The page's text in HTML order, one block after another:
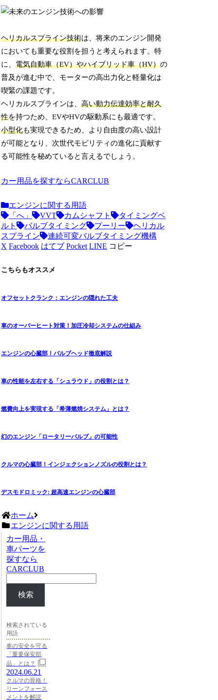
ヘリカルスプライン技術は、将来のエンジン開発
においても重要な役割を担うと考えられます。特
に、電気自動車（EV）やハイブリッド車（HV）の
普及が進む中で、モーターの高出力化と軽量化は
喫緊の課題です。
ヘリカルスプラインは、高い動力伝達効率と耐久
性を持つため、EVやHVの駆動系にも最適です。
小型化も実現できるため、より自由度の高い設計
が可能となり、次世代モビリティの進化に貢献す
る可能性を秘めていると言えるでしょう。
カー用品を探すならCARCLUB
エンジンに関する用語
「へ」
VVT カムシャフト
タイミングベ
ルト
バルブタイミング プーリー
ヘリカル
スプライン
連続可変バルブタイミング機構
X Facebook はてブ Pocket LINE コピー
こちらもオススメ
オフセットクランク：エンジンの隠れた工夫
車のオーバーヒート対策！加圧冷却システムの仕組み
エンジンの心臓部！バルブヘッド徹底解説
車の性能を左右する「シュラウド」の役割とは？
燃費向上を実現する「希薄燃焼システム」とは？
幻のエンジン「ロータリーバルブ」の可能性
クルマの心臓部！インジェクションノズルの役割とは？
デスモドロミック: 超高速エンジンの心臓部
ホーム
エンジンに関する用語
カー用品・
車パーツを
探すなら
CARCLUB
検索
検索されている
用語
車の安全を守る
「重要保安部
品」とは？
2024.06.21
クルマの骨格！
リーンフォース
メントを解説